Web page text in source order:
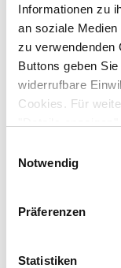
Informationen zu
an soziale
zu verwendenden
Buttons geben
widerrufbare
Cookies. Für
Notwendig
Präferenzen
Statistiken
Augustastr. 7
47441
Moers
Deutschland
Tel: 02841